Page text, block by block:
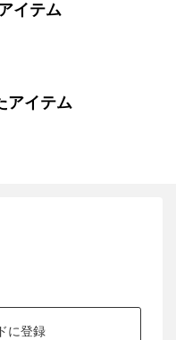
イテム
アイテム
に登録